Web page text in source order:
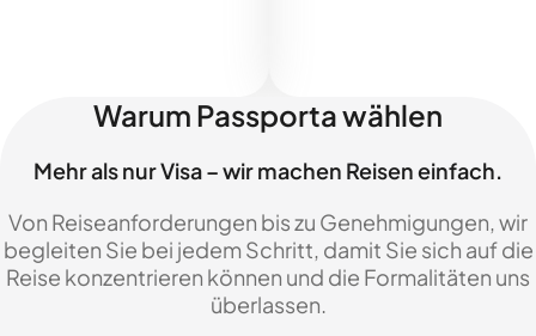
Warum Passporta wählen
Mehr als nur Visa – wir machen Reisen einfach.
Von Reiseanforderungen bis zu Genehmigungen, wir
begleiten Sie bei jedem Schritt, damit Sie sich auf die
Reise konzentrieren können und die Formalitäten uns
überlassen.